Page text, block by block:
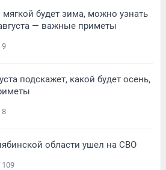
будет зима, можно узнать
— важные приметы
9
подскажет, какой будет осень,
8
области ушел на СВО
109